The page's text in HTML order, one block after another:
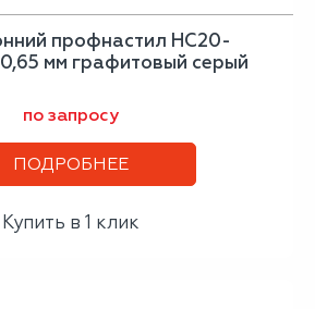
профнастил НС20-
мм графитовый серый
по запросу
ПОДРОБНЕЕ
Купить в 1 клик